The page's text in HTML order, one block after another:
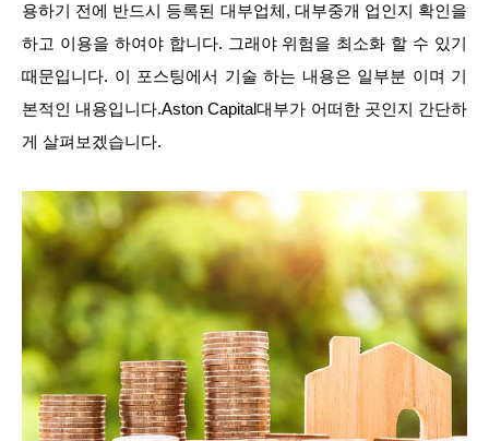
용하기 전에 반드시 등록된 대부업체, 대부중개 업인지 확인을
하고 이용을 하여야 합니다. 그래야 위험을 최소화 할 수 있기
때문입니다. 이 포스팅에서 기술 하는 내용은 일부분 이며 기
본적인 내용입니다.Aston Capital대부가 어떠한 곳인지 간단하
게 살펴보겠습니다.